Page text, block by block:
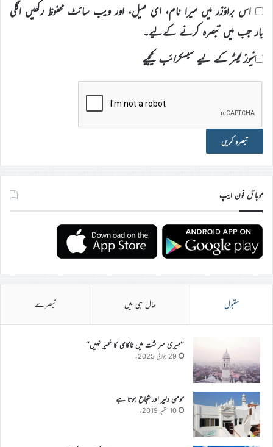
اس براؤزر میں میرا نام، ای میل، اور ویب سائٹ محفوظ رکھیں اگلی
بار جب میں تبصرہ کرنے کےلیے۔
نیوز لیٹر کے لیے سبسکرائب کیجیے
موبائل فون ایپ
مقبول حال ہی میں تبصرے
’’میری سر شت میں ناکامی کا خمیر نہیں‘‘
29 جولائی 2025ء
مومن دلیر اور شجاع ہوتا ہے
10 ستمبر 2019ء